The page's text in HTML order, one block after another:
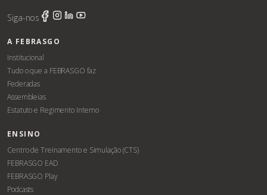
Siga-nos
A FEBRASGO
Institucional
Tudo o que a FEBRASGO faz
Federadas
Assembleias
Estatuto e Regimento Interno
ENSINO
Centro de Treinamento e Simulação (CTS)
FEBRASGO EAD
FEBRASGO Play
Podcasts